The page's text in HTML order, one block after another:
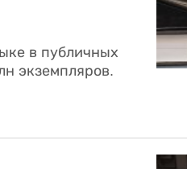
в публичных
экземпляров.